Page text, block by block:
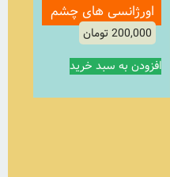
اورژانسی های چشم
200,000 تومان
افزودن به سبد خرید